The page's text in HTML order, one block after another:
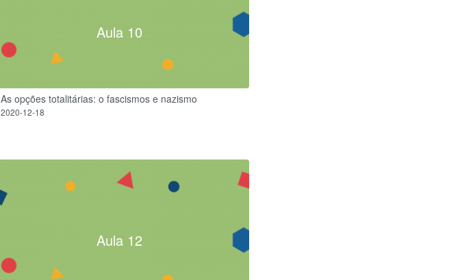
Aula 10
As opções totalitárias: o fascismos e nazismo
2020-12-18
Aula 12